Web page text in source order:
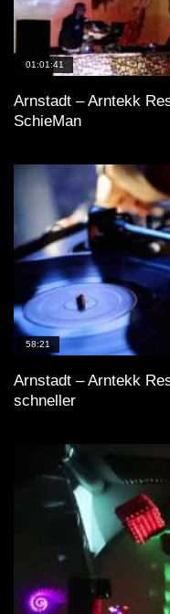
01:01:41
Arnstadt – Arntekk
SchieMan
58:21
Arnstadt – Arntekk
schneller